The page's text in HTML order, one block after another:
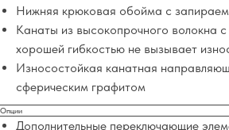
Нижняя крюковая обойма с
Канаты из высокопрочного волокна
хорошей гибкостью не вызывает
Износостойкая канатная
сферическим графитом
Опции
Дополнительные переключающие